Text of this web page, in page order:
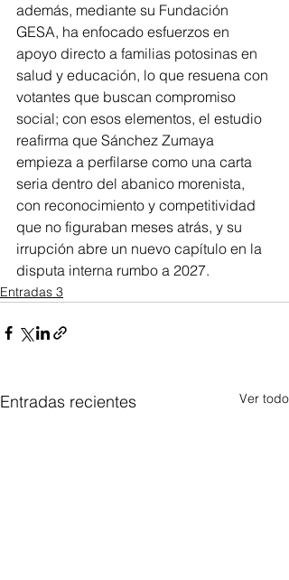
además, mediante su Fundación
GESA, ha enfocado esfuerzos en
apoyo directo a familias potosinas en
salud y educación, lo que resuena con
votantes que buscan compromiso
social; con esos elementos, el estudio
reafirma que Sánchez Zumaya
empieza a perfilarse como una carta
seria dentro del abanico morenista,
con reconocimiento y competitividad
que no figuraban meses atrás, y su
irrupción abre un nuevo capítulo en la
disputa interna rumbo a 2027.
Entradas 3
Entradas recientes Ver todo